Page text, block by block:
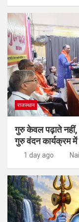
राजस्थान
गुरु केवल पढ़ाते नहीं,
गुरु वंदन कार्यक्रम में
1 day ago